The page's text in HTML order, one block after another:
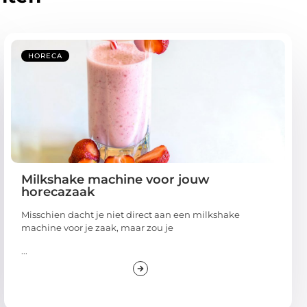
HORECA
Milkshake machine voor jouw
horecazaak
Misschien dacht je niet direct aan een milkshake
machine voor je zaak, maar zou je
...